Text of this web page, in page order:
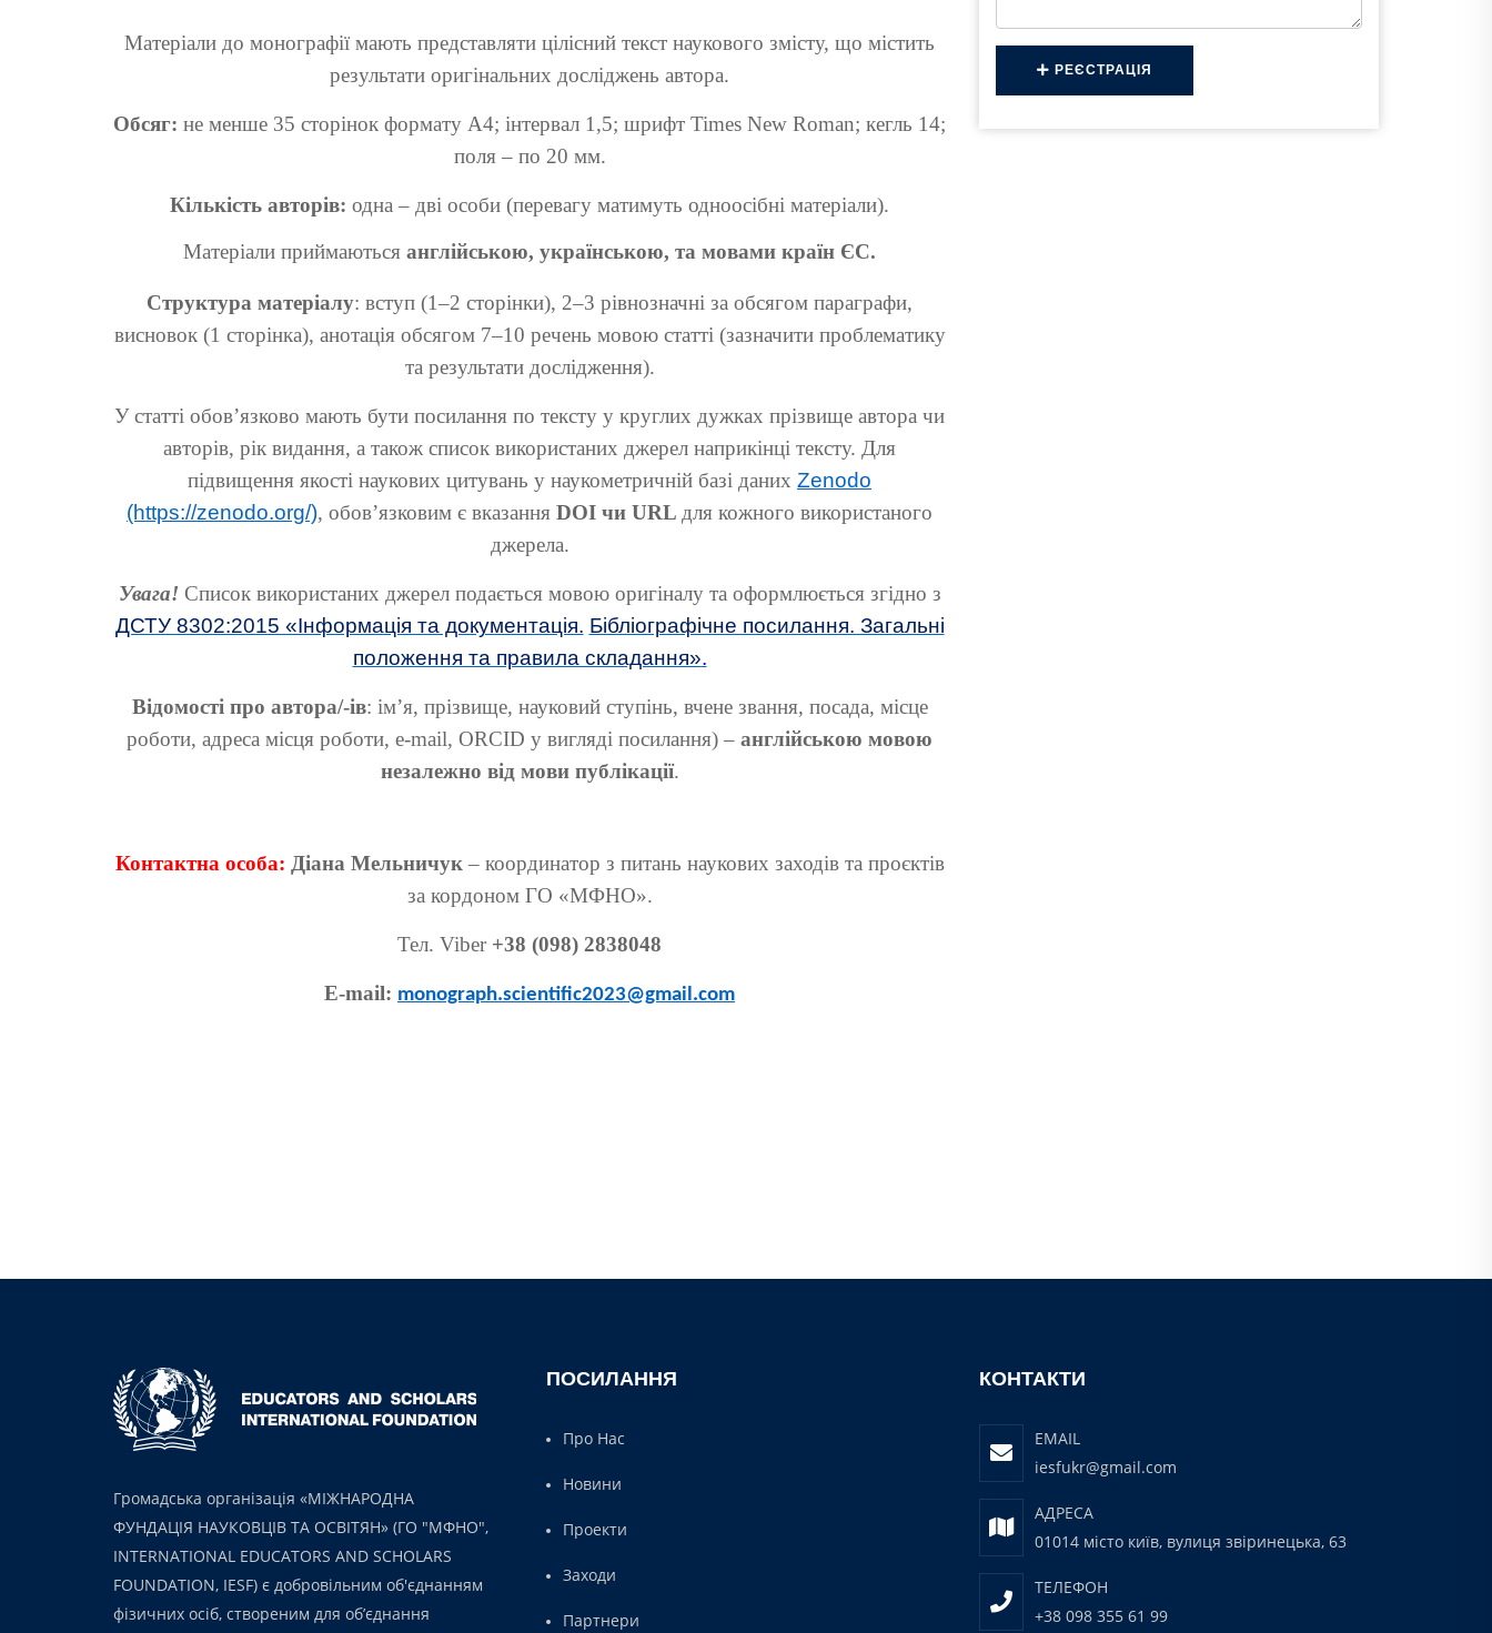
Матеріали до монографії мають представляти цілісний текст наукового змісту, що містить
результати оригінальних досліджень автора.
Обсяг: не менше 35 сторінок формату А4; інтервал 1,5; шрифт Times New Roman; кегль 14;
поля – по 20 мм.
Кількість авторів: одна – дві особи (перевагу матимуть одноосібні матеріали).
Матеріали приймаються англійською, українською, та мовами країн ЄС.
Структура матеріалу: вступ (1–2 сторінки), 2–3 рівнозначні за обсягом параграфи,
висновок (1 сторінка), анотація обсягом 7–10 речень мовою статті (зазначити проблематику
та результати дослідження).
У статті обов’язково мають бути посилання по тексту у круглих дужках прізвище автора чи
авторів, рік видання, а також список використаних джерел наприкінці тексту. Для
підвищення якості наукових цитувань у наукометричній базі даних Zenodo
(https://zenodo.org/), обов’язковим є вказання DOI чи URL для кожного використаного
джерела.
Увага! Список використаних джерел подається мовою оригіналу та оформлюється згідно з
ДСТУ 8302:2015 «Інформація та документація. Бібліографічне посилання. Загальні
положення та правила складання».
Відомості про автора/-ів: ім’я, прізвище, науковий ступінь, вчене звання, посада, місце
роботи, адреса місця роботи, e-mail, ORCID у вигляді посилання) – англійською мовою
незалежно від мови публікації.
Контактна особа: Діана Мельничук – координатор з питань наукових заходів та проєктів
за кордоном ГО «МФНО».
Тел. Viber +38 (098) 2838048
E-mail: monograph.scientific2023@gmail.com
РЕЄСТРАЦІЯ
Громадська організація «МІЖНАРОДНА
ФУНДАЦІЯ НАУКОВЦІВ ТА ОСВІТЯН» (ГО "МФНО",
INTERNATIONAL EDUCATORS AND SCHOLARS
FOUNDATION, IESF) є добровільним об'єднанням
фізичних осіб, створеним для об’єднання
ПОСИЛАННЯ
Про Нас
Новини
Проекти
Заходи
Партнери
КОНТАКТИ
EMAIL
iesfukr@gmail.com
АДРЕСА
01014 місто київ, вулиця звіринецька, 63
ТЕЛЕФОН
+38 098 355 61 99